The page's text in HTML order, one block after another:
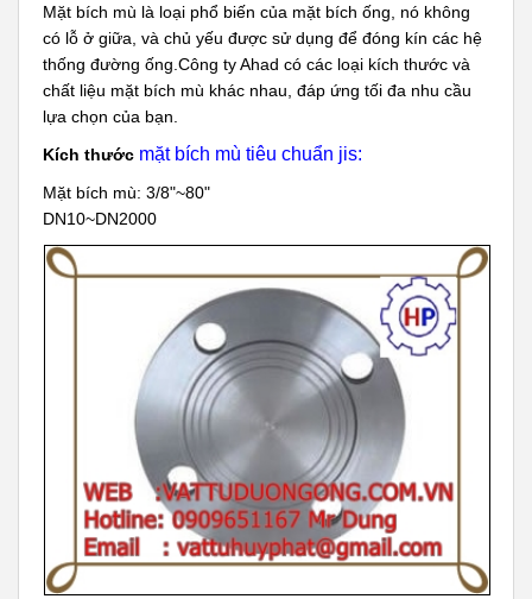
Mặt bích mù là loại phổ biến của mặt bích ống, nó không
có lỗ ở giữa, và chủ yếu được sử dụng để đóng kín các hệ
thống đường ống.Công ty Ahad có các loại kích thước và
chất liệu mặt bích mù khác nhau, đáp ứng tối đa nhu cầu
lựa chọn của bạn.
Kích thước mặt bích mù tiêu chuẩn jis:
Mặt bích mù: 3/8"~80"
DN10~DN2000